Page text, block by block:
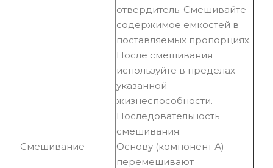
Смешивание
отвердитель. Смешивайте
содержимое емкостей в
поставляемых пропорциях.
После смешивания
используйте в пределах
указанной
жизнеспособности.
Последовательность
смешивания:
Основу (компонент А)
перемешивают